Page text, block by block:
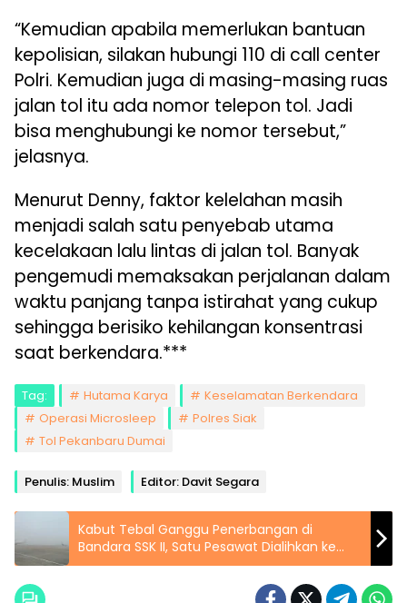
“Kemudian apabila memerlukan bantuan
kepolisian, silakan hubungi 110 di call center
Polri. Kemudian juga di masing-masing ruas
jalan tol itu ada nomor telepon tol. Jadi
bisa menghubungi ke nomor tersebut,”
jelasnya.
Menurut Denny, faktor kelelahan masih
menjadi salah satu penyebab utama
kecelakaan lalu lintas di jalan tol. Banyak
pengemudi memaksakan perjalanan dalam
waktu panjang tanpa istirahat yang cukup
sehingga berisiko kehilangan konsentrasi
saat berkendara.***
Tag: Hutama Karya
Keselamatan Berkendara
Operasi Microsleep
Polres Siak
Tol Pekanbaru Dumai
Penulis: Muslim Editor: Davit Segara
Kabut Tebal Ganggu Penerbangan di
Bandara SSK II, Satu Pesawat Dialihkan ke
Padang